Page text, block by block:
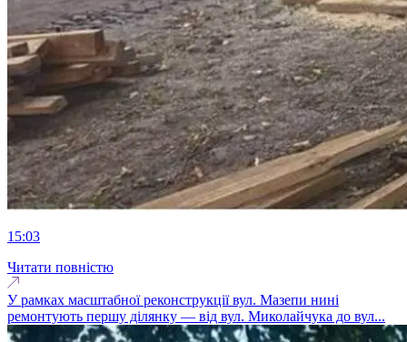
15:03
Читати повністю
У рамках масштабної реконструкції вул. Мазепи нині
ремонтують першу ділянку — від вул. Миколайчука до вул...